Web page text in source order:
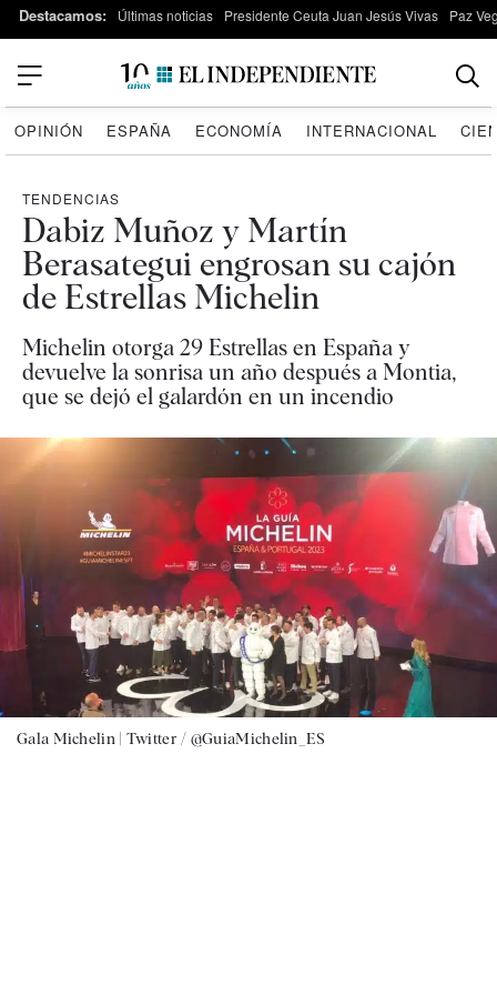
Destacamos: Últimas noticias Presidente Ceuta Juan Jesús Vivas Paz
OPINIÓN ESPAÑA ECONOMÍA INTERNACIONAL
TENDENCIAS
Dabiz Muñoz y Martín
Berasategui engrosan su cajón
de Estrellas Michelin
Michelin otorga 29 Estrellas en España y
devuelve la sonrisa un año después a Montia,
que se dejó el galardón en un incendio
Gala Michelin | Twitter / @GuiaMichelin_ES